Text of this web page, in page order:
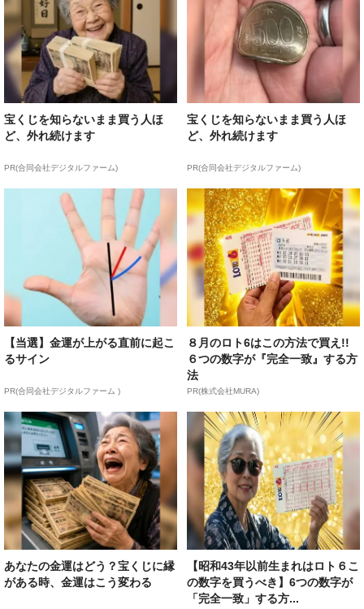
宝くじを知らないまま買う人ほ
ど、外れ続けます
PR(合同会社デジタルファーム)
宝くじを知らないまま買う人ほ
ど、外れ続けます
PR(合同会社デジタルファーム)
【当選】金運が上がる直前に起こ
るサイン
PR(合同会社デジタルファーム )
８月のロト6はこの方法で買え!!
６つの数字が『完全一致』する方
法
PR(株式会社MURA)
あなたの金運はどう？宝くじに縁
がある時、金運はこう変わる
【昭和43年以前生まれはロト６こ
の数字を買うべき】6つの数字が
「完全一致」する方...